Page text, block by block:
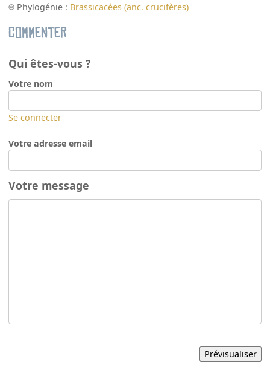
Phylogénie : Brassicacées (anc. crucifères)
Commenter
Qui êtes-vous ?
Votre nom
Se connecter
Votre adresse email
Votre message